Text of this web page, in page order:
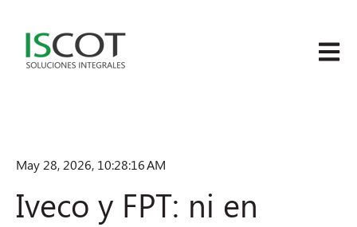
Abrir
May 28, 2026, 10:28:16 AM
Iveco y FPT: ni en